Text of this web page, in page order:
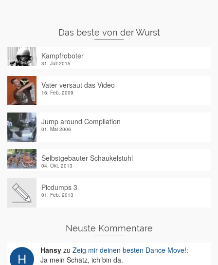
Das beste von der Wurst
Kampfroboter
31. Juli 2015
Vater versaut das Video
16. Feb. 2009
Jump around Compilation
01. Mai 2006
Selbstgebauter Schaukelstuhl
04. Okt. 2013
Picdumps 3
01. Feb. 2013
Neuste Kommentare
Hansy zu Zeig mir deinen besten Dance Move!:
Ja mein Schatz, ich bin da.